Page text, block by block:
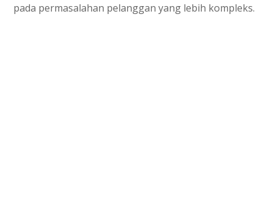
pada permasalahan pelanggan yang lebih kompleks.